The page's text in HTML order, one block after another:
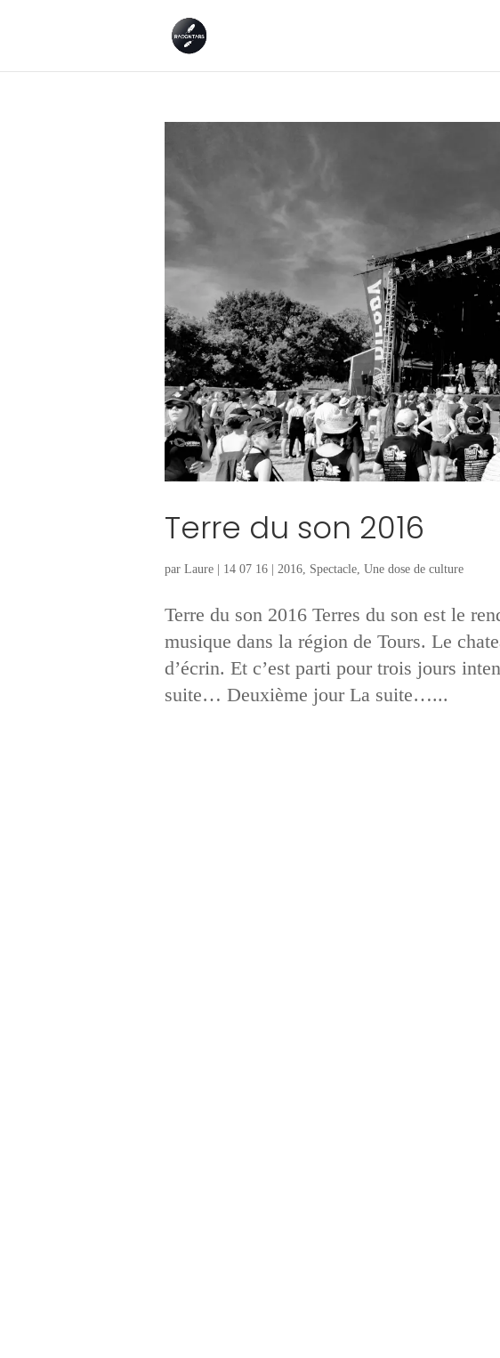
Terre du son 2016
par Laure| 14 07 16| 2016, Spectacle, Une dose de culture
Terre du son 2016 Terres du son est le
musique dans la région de Tours. Le
d’écrin. Et c’est parti pour trois jours
suite… Deuxième jour La suite…...